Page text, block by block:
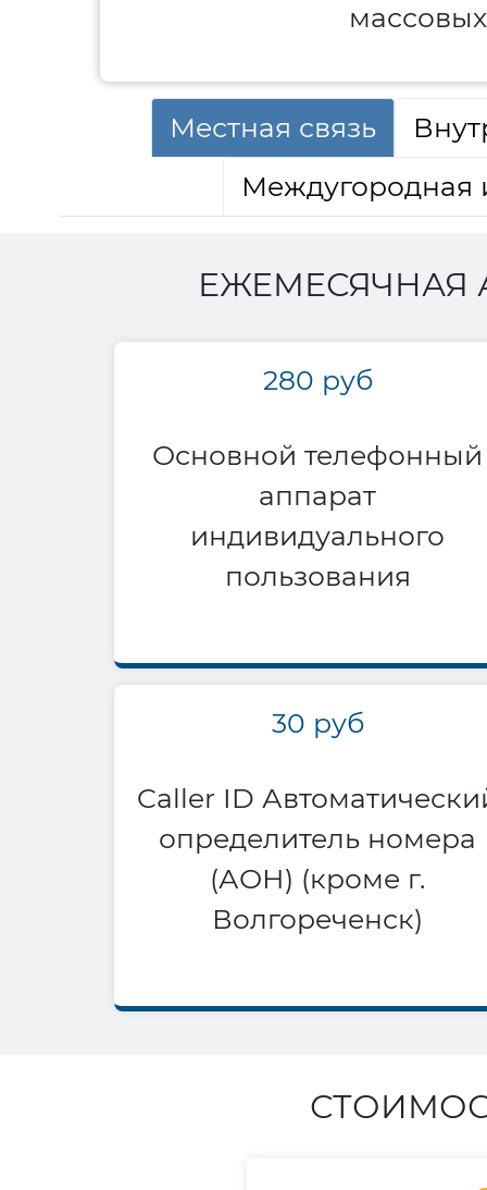
Местная связь
Междугородная
ЕЖЕМЕСЯЧНАЯ
280 руб
Основной телефонный
аппарат
индивидуального
пользования
30 руб
Caller ID
определитель номера
(АОН) (кроме г.
Волгореченск)